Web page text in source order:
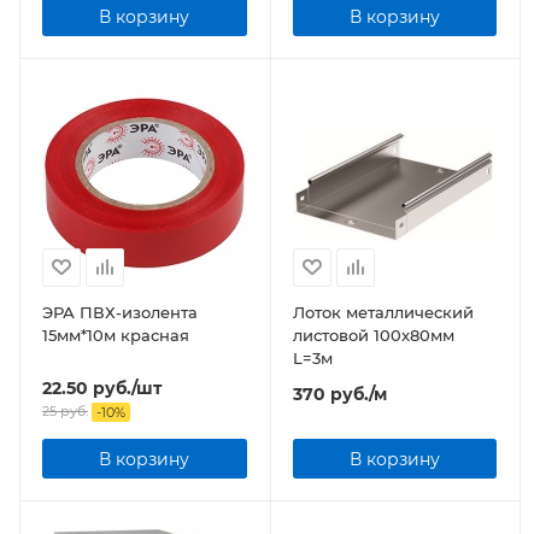
В корзину В корзину
ЭРА ПВХ-изолента
15мм*10м красная
22.50 руб./шт
25руб. -10%
В корзину
Лоток металлический
листовой 100x80мм
L=3м
370 руб./м
В корзину